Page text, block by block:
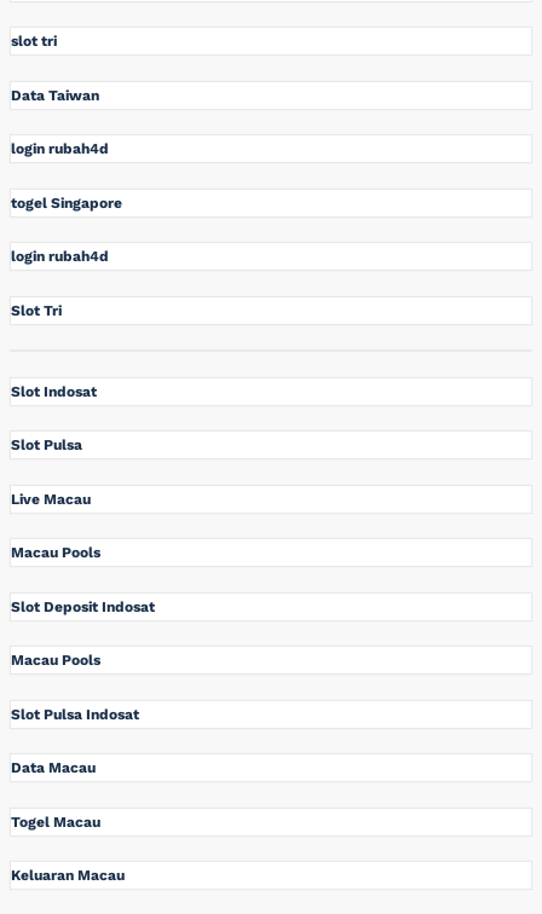
slot tri
Data Taiwan
login rubah4d
togel Singapore
login rubah4d
Slot Tri
Slot Indosat
Slot Pulsa
Live Macau
Macau Pools
Slot Deposit Indosat
Macau Pools
Slot Pulsa Indosat
Data Macau
Togel Macau
Keluaran Macau